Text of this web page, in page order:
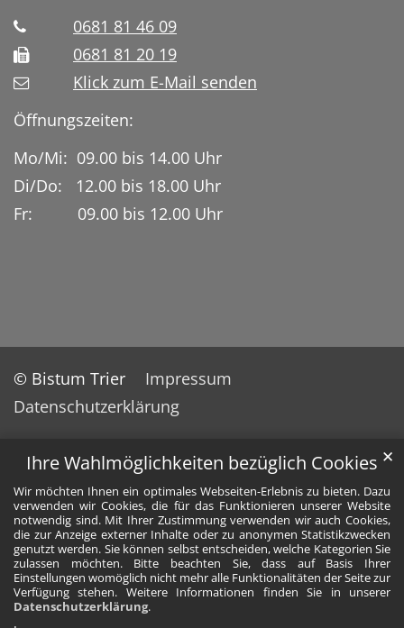
Ihre Wahlmöglichkeiten bezüglich Cookies
Wir möchten Ihnen ein optimales Webseiten-Erlebnis zu bieten. Dazu
verwenden wir Cookies, die für das Funktionieren unserer Website
notwendig sind. Mit Ihrer Zustimmung verwenden wir auch Cookies,
die zur Anzeige externer Inhalte oder zu anonymen Statistikzwecken
genutzt werden. Sie können selbst entscheiden, welche Kategorien Sie
zulassen möchten. Bitte beachten Sie, dass auf Basis Ihrer
Einstellungen womöglich nicht mehr alle Funktionalitäten der Seite zur
Verfügung stehen. Weitere Informationen finden Sie in unserer
Datenschutzerklärung.
✕
0681 81 46 09
0681 81 20 19
Klick zum E-Mail senden
Öffnungszeiten:
Mo/Mi: 09.00 bis 14.00 Uhr
Di/Do: 12.00 bis 18.00 Uhr
Fr: 09.00 bis 12.00 Uhr
© Bistum Trier
Impressum
Datenschutzerklärung